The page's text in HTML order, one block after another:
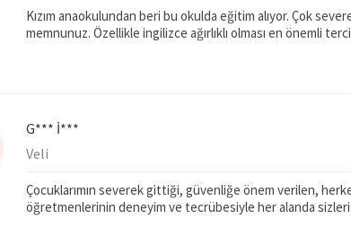
Kızım anaokulundan beri bu okulda eğitim alıyor. Çok
memnunuz. Özellikle ingilizce ağırlıklı olması en önemli
G*** İ***
Veli
Çocuklarımın severek gittiği, güvenliğe önem verilen,
öğretmenlerinin deneyim ve tecrübesiyle her alanda